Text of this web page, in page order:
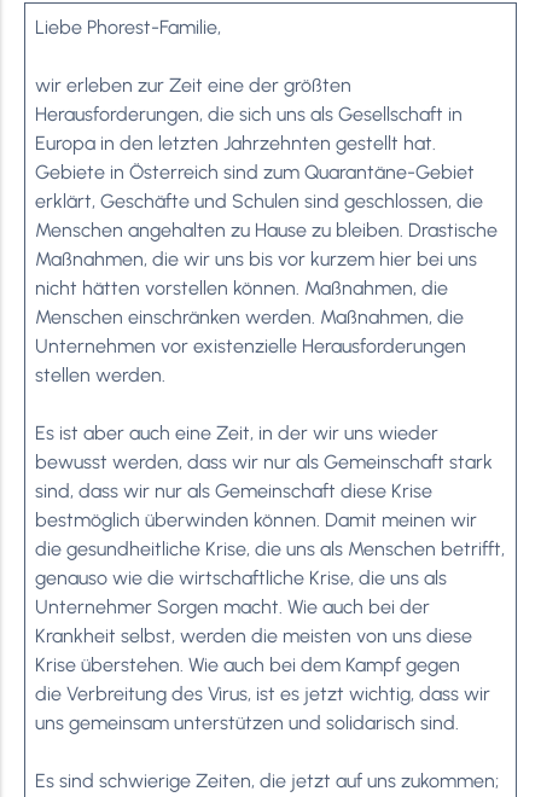
Liebe Phorest-Familie,
wir erleben zur Zeit eine der größten
Herausforderungen, die sich uns als Gesellschaft in
Europa in den letzten Jahrzehnten gestellt hat.
Gebiete in Österreich sind zum Quarantäne-Gebiet
erklärt, Geschäfte und Schulen sind geschlossen, die
Menschen angehalten zu Hause zu bleiben. Drastische
Maßnahmen, die wir uns bis vor kurzem hier bei uns
nicht hätten vorstellen können. Maßnahmen, die
Menschen einschränken werden. Maßnahmen, die
Unternehmen vor existenzielle Herausforderungen
stellen werden.
Es ist aber auch eine Zeit, in der wir uns wieder
bewusst werden, dass wir nur als Gemeinschaft stark
sind, dass wir nur als Gemeinschaft diese Krise
bestmöglich überwinden können. Damit meinen wir
die gesundheitliche Krise, die uns als Menschen betrifft,
genauso wie die wirtschaftliche Krise, die uns als
Unternehmer Sorgen macht. Wie auch bei der
Krankheit selbst, werden die meisten von uns diese
Krise überstehen. Wie auch bei dem Kampf gegen
die Verbreitung des Virus, ist es jetzt wichtig, dass wir
uns gemeinsam unterstützen und solidarisch sind.
Es sind schwierige Zeiten, die jetzt auf uns zukommen;